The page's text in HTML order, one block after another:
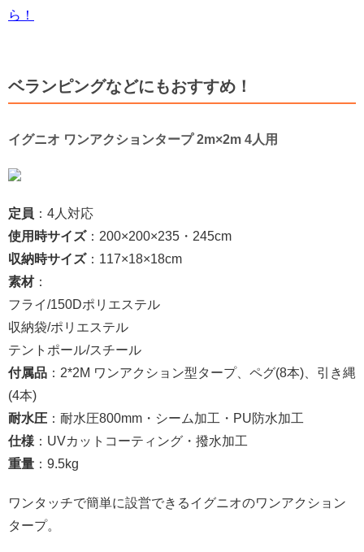
ら！
ベランピングなどにもおすすめ！
イグニオ ワンアクションタープ 2m×2m 4人用
定員 ：4人対応
使用時サイズ：200×200×235・245cm
収納時サイズ：117×18×18cm
素材：
フライ/150Dポリエステル
収納袋/ポリエステル
テントポール/スチール
付属品 ：2*2M ワンアクション型タープ、ペグ(8本)、引き縄
(4本)
耐水圧 ：耐水圧800mm・シーム加工・PU防水加工
仕様 ：UVカットコーティング・撥水加工
重量 ：9.5kg
ワンタッチで簡単に設営できるイグニオのワンアクション
タープ。